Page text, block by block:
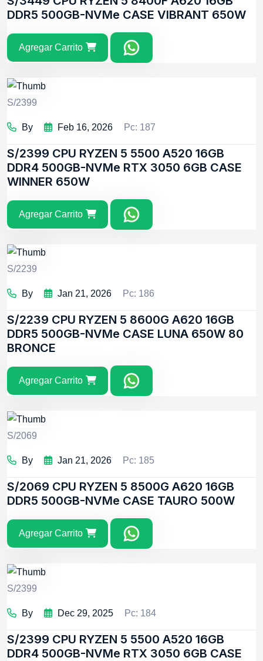
DDR5 500GB-NVMe CASE VIBRANT 650W
Agregar Carrito
S/2399
By Feb 16, 2026 Pc: 187
S/2399 CPU RYZEN 5 5500 A520 16GB
DDR4 500GB-NVMe RTX 3050 6GB CASE
WINNER 650W
Agregar Carrito
S/2239
By Jan 21, 2026 Pc: 186
S/2239 CPU RYZEN 5 8600G A620 16GB
DDR5 500GB-NVMe CASE LUNA 650W 80
BRONCE
Agregar Carrito
S/2069
By Jan 21, 2026 Pc: 185
S/2069 CPU RYZEN 5 8500G A620 16GB
DDR5 500GB-NVMe CASE TAURO 500W
Agregar Carrito
S/2399
By Dec 29, 2025 Pc: 184
S/2399 CPU RYZEN 5 5500 A520 16GB
DDR4 500GB-NVMe RTX 3050 6GB CASE